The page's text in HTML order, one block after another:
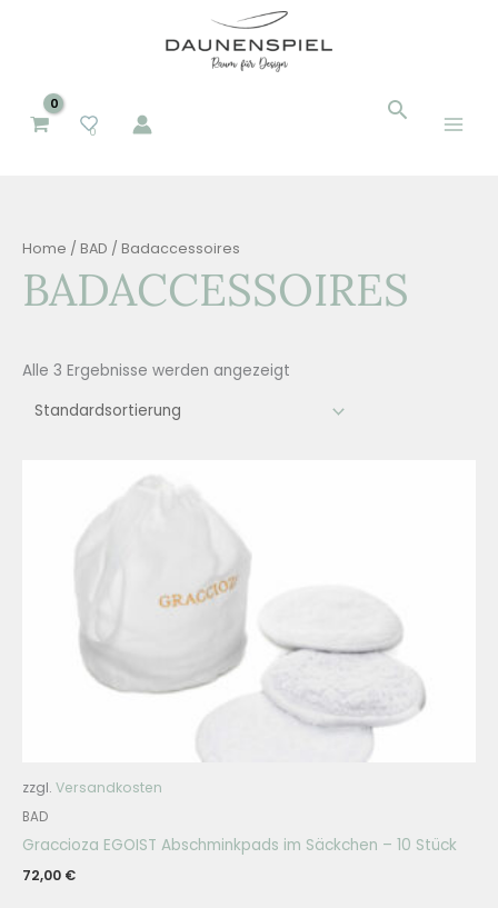
0
Suchen
Suchen
Home / BAD / Badaccessoires
BADACCESSOIRES
Alle 3 Ergebnisse werden angezeigt
zzgl. Versandkosten
BAD
Graccioza EGOIST Abschminkpads im Säckchen – 10 Stück
72,00 €